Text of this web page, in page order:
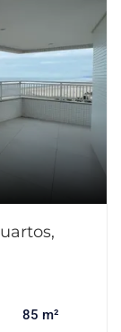
85 m²